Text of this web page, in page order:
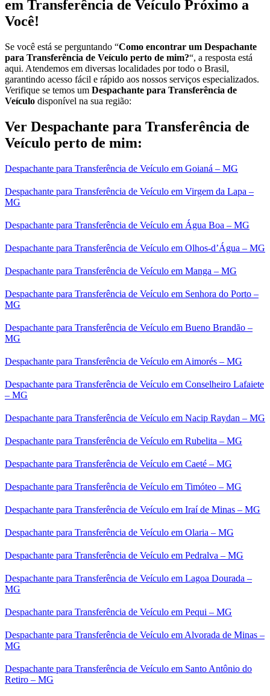
em Transferência de Veículo Próximo a
Você!
Se você está se perguntando “Como encontrar um Despachante
para Transferência de Veículo perto de mim?“, a resposta está
aqui. Atendemos em diversas localidades por todo o Brasil,
garantindo acesso fácil e rápido aos nossos serviços especializados.
Verifique se temos um Despachante para Transferência de
Veículo disponível na sua região:
Ver Despachante para Transferência de
Veículo perto de mim:
Despachante para Transferência de Veículo em Goianá – MG
Despachante para Transferência de Veículo em Virgem da Lapa –
MG
Despachante para Transferência de Veículo em Água Boa – MG
Despachante para Transferência de Veículo em Olhos-d’Água – MG
Despachante para Transferência de Veículo em Manga – MG
Despachante para Transferência de Veículo em Senhora do Porto –
MG
Despachante para Transferência de Veículo em Bueno Brandão –
MG
Despachante para Transferência de Veículo em Aimorés – MG
Despachante para Transferência de Veículo em Conselheiro Lafaiete
– MG
Despachante para Transferência de Veículo em Nacip Raydan – MG
Despachante para Transferência de Veículo em Rubelita – MG
Despachante para Transferência de Veículo em Caeté – MG
Despachante para Transferência de Veículo em Timóteo – MG
Despachante para Transferência de Veículo em Iraí de Minas – MG
Despachante para Transferência de Veículo em Olaria – MG
Despachante para Transferência de Veículo em Pedralva – MG
Despachante para Transferência de Veículo em Lagoa Dourada –
MG
Despachante para Transferência de Veículo em Pequi – MG
Despachante para Transferência de Veículo em Alvorada de Minas –
MG
Despachante para Transferência de Veículo em Santo Antônio do
Retiro – MG